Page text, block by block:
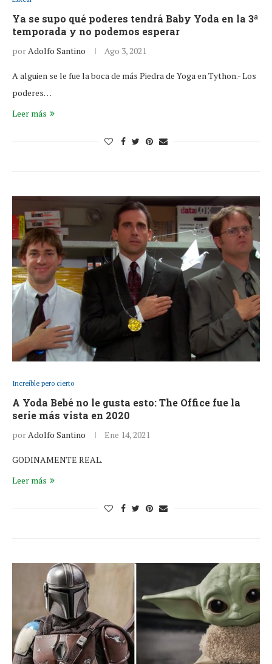
Ya se supo qué poderes tendrá Baby Yoda en la 3ª
temporada y no podemos esperar
porAdolfo Santino Ago 3, 2021
A alguien se le fue la boca de más Piedra de Yoga en Tython.- Los
poderes…
Leer más
Increíble pero cierto
A Yoda Bebé no le gusta esto: The Office fue la
serie más vista en 2020
porAdolfo Santino Ene 14, 2021
GODINAMENTE REAL.
Leer más